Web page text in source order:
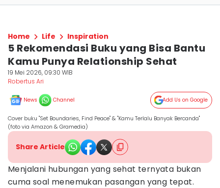
Home Life Inspiration
5 Rekomendasi Buku yang Bisa Bantu
Kamu Punya Relationship Sehat
19 Mei 2026, 09:30 WIB
Robertus Ari
News Channel Add Us on Google
Cover buku "Set Boundaries, Find Peace" & "Kamu Terlalu Banyak Bercanda"
(foto via Amazon & Gramedia)
Share Article
Menjalani hubungan yang sehat ternyata bukan
cuma soal menemukan pasangan yang tepat.